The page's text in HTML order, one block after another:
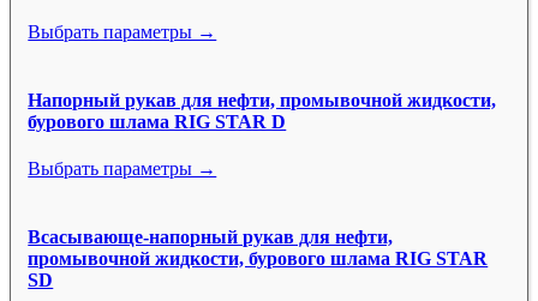
Выбрать параметры →
Напорный рукав для нефти, промывочной жидкости,
бурового шлама RIG STAR D
Выбрать параметры →
Всасывающе-напорный рукав для нефти,
промывочной жидкости, бурового шлама RIG STAR
SD